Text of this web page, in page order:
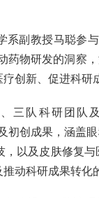
系副教授马聪参
药物研发的洞察
创新、促进科研
三队科研团队
初创成果，涵盖
以及皮肤修复
动科研成果转化